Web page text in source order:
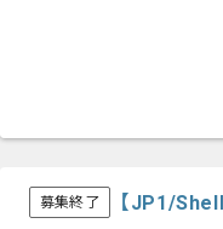
募集終了 【JP1/